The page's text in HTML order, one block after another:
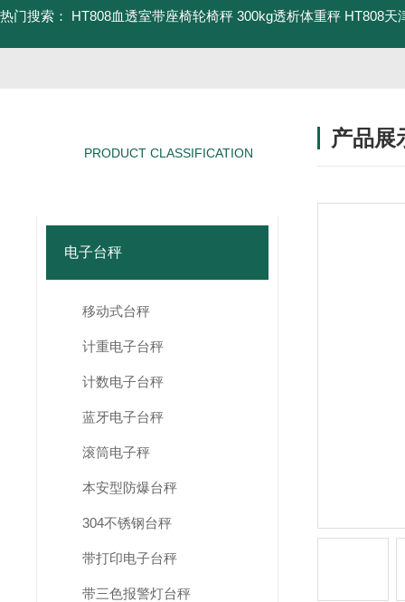
热门搜索： HT808血透室带座椅轮椅秤 300kg透析体重秤 HT808天
PRODUCT CLASSIFICATION
电子台秤
移动式台秤
计重电子台秤
计数电子台秤
蓝牙电子台秤
滚筒电子秤
本安型防爆台秤
304不锈钢台秤
带打印电子台秤
带三色报警灯台秤
产品展